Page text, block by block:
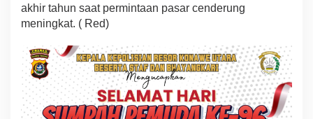
akhir tahun saat permintaan pasar cenderung
meningkat. ( Red)